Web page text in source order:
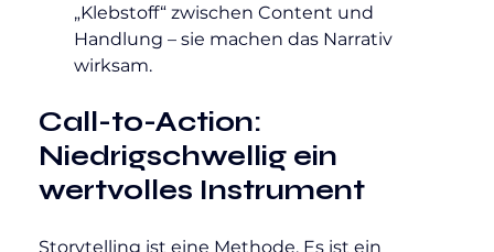
„Klebstoff“ zwischen Content und
Handlung – sie machen das Narrativ
wirksam.
Call-to-Action:
Niedrigschwellig ein
wertvolles Instrument
Storytelling ist eine Methode. Es ist ein